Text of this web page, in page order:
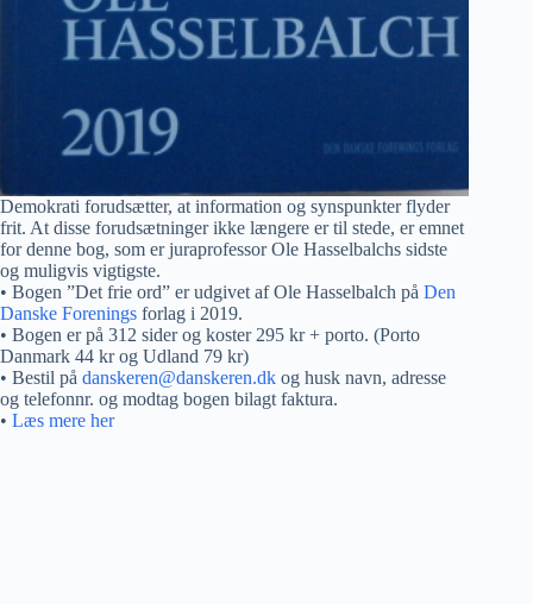
Demokrati forudsætter, at information og synspunkter flyder
frit. At disse forudsætninger ikke længere er til stede, er emnet
for denne bog, som er juraprofessor Ole Hasselbalchs sidste
og muligvis vigtigste.
• Bogen ”Det frie ord” er udgivet af Ole Hasselbalch på Den
Danske Forenings forlag i 2019.
• Bogen er på 312 sider og koster 295 kr + porto. (Porto
Danmark 44 kr og Udland 79 kr)
• Bestil på danskeren@danskeren.dk og husk navn, adresse
og telefonnr. og modtag bogen bilagt faktura.
• Læs mere her